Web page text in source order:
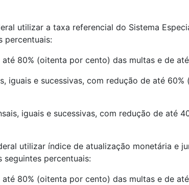
utilizar a taxa referencial do Sistema
percentuais:
80% (oitenta por cento) das multas e de
iguais e sucessivas, com redução de até
iguais e sucessivas, com redução de até
utilizar índice de atualização monetária e
percentuais:
80% (oitenta por cento) das multas e de